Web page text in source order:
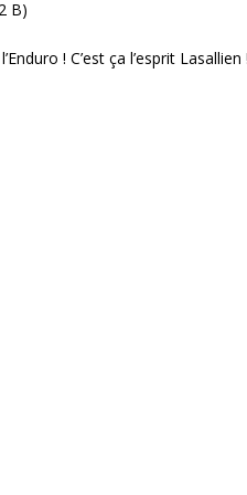
B)
! C’est ça l’esprit Lasallien